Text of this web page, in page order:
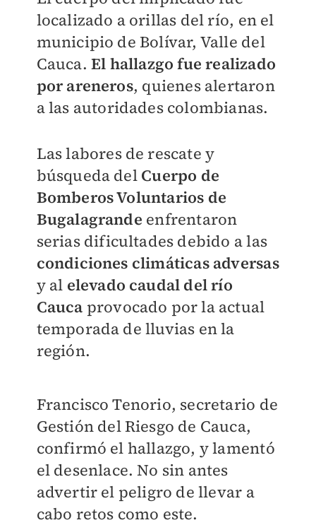
localizado a orillas del río, en el
municipio de Bolívar, Valle del
Cauca. El hallazgo fue realizado
por areneros, quienes alertaron
a las autoridades colombianas.
Las labores de rescate y
búsqueda del Cuerpo de
Bomberos Voluntarios de
Bugalagrande enfrentaron
serias dificultades debido a las
condiciones climáticas adversas
y al elevado caudal del río
Cauca provocado por la actual
temporada de lluvias en la
región.
Francisco Tenorio, secretario de
Gestión del Riesgo de Cauca,
confirmó el hallazgo, y lamentó
el desenlace. No sin antes
advertir el peligro de llevar a
cabo retos como este.